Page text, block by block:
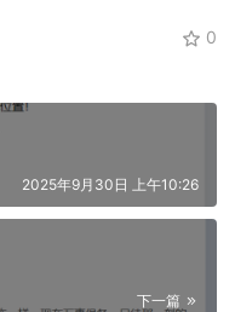
0
2025年9月30日 上午10:26
下一篇